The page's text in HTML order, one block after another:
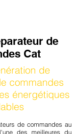
de
Cat
de
commandes
énergétiques
de commandes au
des meilleures du